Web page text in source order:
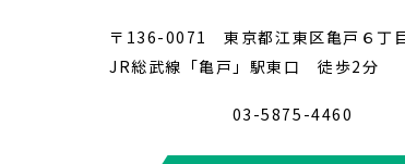
〒136-0071 東京都江東区亀戸６丁
JR総武線「亀戸」駅東口 徒歩2分
03-5875-4460